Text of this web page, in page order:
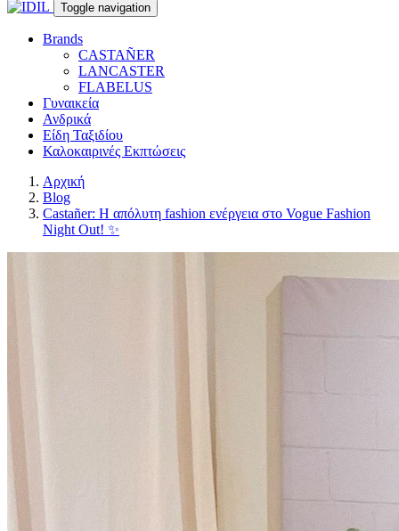
Toggle navigation
Brands
CASTAÑER
LANCASTER
FLABELUS
Γυναικεία
Ανδρικά
Είδη Ταξιδίου
Καλοκαιρινές Εκπτώσεις
Αρχική
Blog
Castañer: Η απόλυτη fashion ενέργεια στο Vogue Fashion
Night Out! ✨